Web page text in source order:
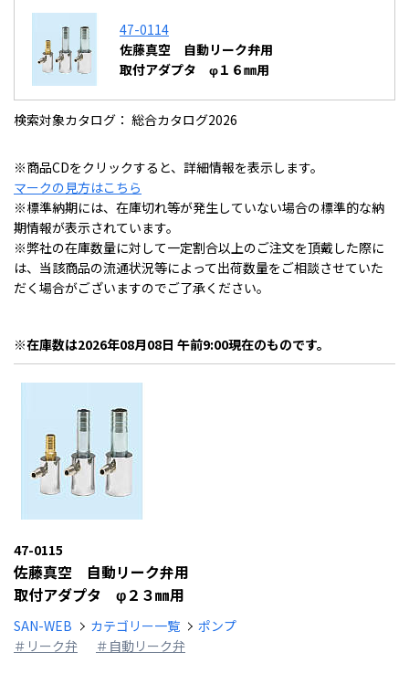
47-0114
佐藤真空 自動リーク弁用
取付アダプタ φ１６㎜用
検索対象カタログ： 総合カタログ2026
※商品CDをクリックすると、詳細情報を表示します。
マークの見方はこちら
※標準納期には、在庫切れ等が発生していない場合の標準的な納
期情報が表示されています。
※弊社の在庫数量に対して一定割合以上のご注文を頂戴した際に
は、当該商品の流通状況等によって出荷数量をご相談させていた
だく場合がございますのでご了承ください。
※在庫数は2026年08月08日 午前9:00現在のものです。
47-0115
佐藤真空 自動リーク弁用
取付アダプタ φ２３㎜用
SAN-WEB カテゴリー一覧
ポンプ
＃リーク弁
＃自動リーク弁